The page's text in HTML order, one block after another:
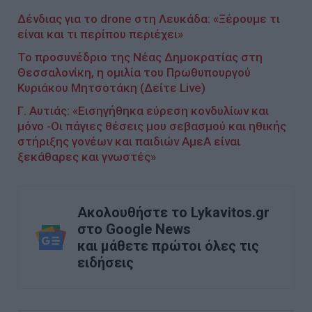
Δένδιας για το drone στη Λευκάδα: «Ξέρουμε τι
είναι και τι περίπου περιέχει»
Το προσυνέδριο της Νέας Δημοκρατίας στη
Θεσσαλονίκη, η ομιλία του Πρωθυπουργού
Κυριάκου Μητσοτάκη (Δείτε Live)
Γ. Αυτιάς: «Εισηγήθηκα εύρεση κονδυλίων και
μόνο -Οι πάγιες θέσεις μου σεβασμού και ηθικής
στήριξης γονέων και παιδιών ΑμεΑ είναι
ξεκάθαρες και γνωστές»
Ακολουθήστε το Lykavitos.gr
στο Google News
και μάθετε πρώτοι όλες τις
ειδήσεις